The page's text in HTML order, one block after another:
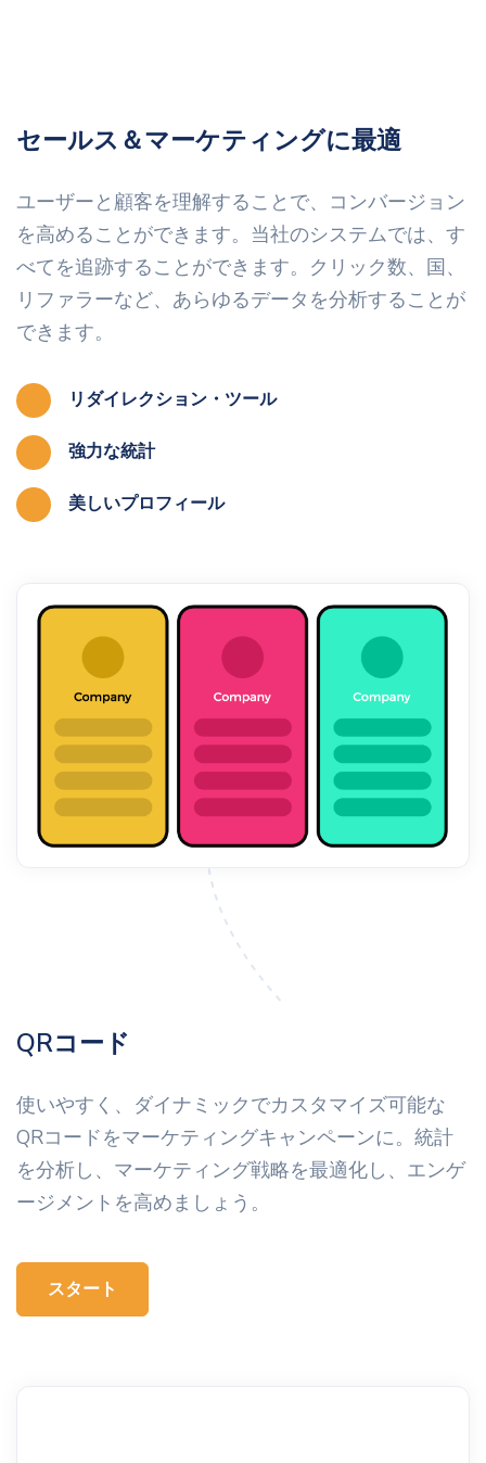
セールス＆マーケティングに最適
ユーザーと顧客を理解することで、コンバージョン
を高めることができます。当社のシステムでは、す
べてを追跡することができます。クリック数、国、
リファラーなど、あらゆるデータを分析することが
できます。
リダイレクション・ツール
強力な統計
美しいプロフィール
QRコード
使いやすく、ダイナミックでカスタマイズ可能な
QRコードをマーケティングキャンペーンに。統計
を分析し、マーケティング戦略を最適化し、エンゲ
ージメントを高めましょう。
スタート